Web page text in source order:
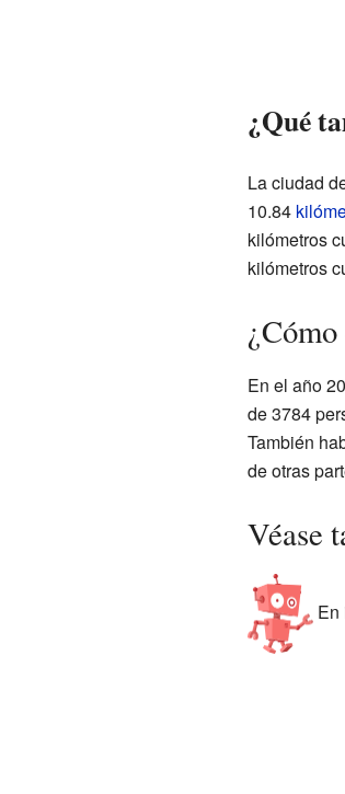
¿Qué
La ciudad
10.84
kilómetros
kilómetros
En el año
de 3784
También
de otras
Véase
En